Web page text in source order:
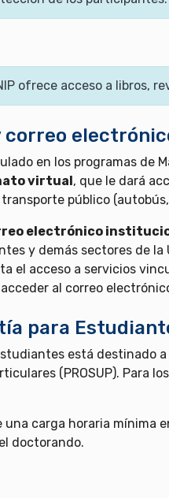
ofrece acceso a libros,
correo
en los programas de
virtual , que le dará
público
electrónico
y demás sectores de
el acceso a servicios
al correo
para
está destinado
(PROSUP). Para
carga horaria mínima
doctorando.